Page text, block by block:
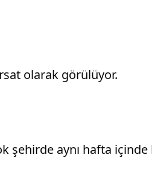
olarak görülüyor.
şehirde aynı hafta